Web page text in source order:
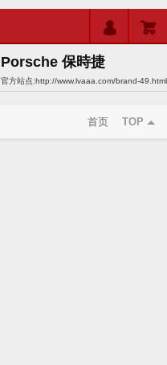
Porsche 保時捷
官方站点:http://www.lvaaa.com/brand-49.html
首页 TOP